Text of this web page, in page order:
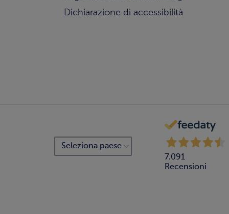
Dichiarazione di accessibilità
7.091
Recensioni